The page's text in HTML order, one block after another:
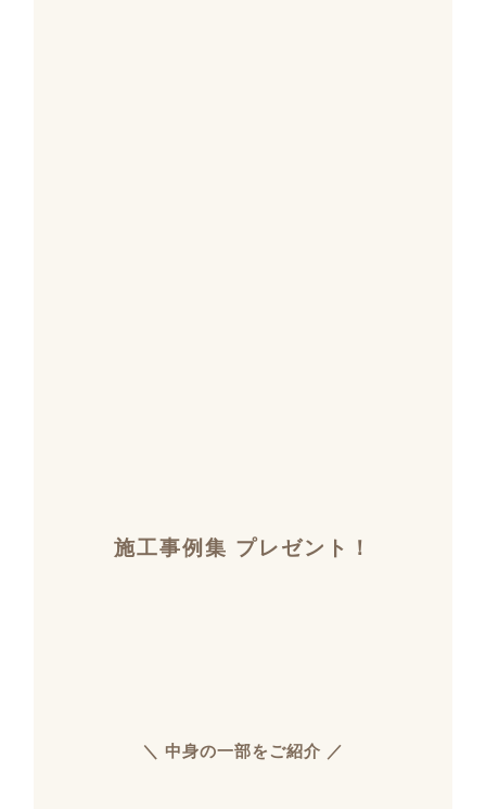
施工事例集 プレゼント！
＼ 中身の一部をご紹介 ／